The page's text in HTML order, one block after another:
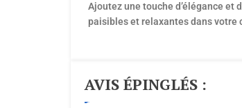
Ajoutez une touche d’élégance
paisibles et relaxantes dans votre
AVIS ÉPINGLÉS :